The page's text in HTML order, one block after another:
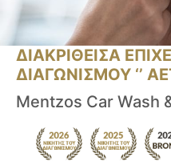
ΔΙΑΚΡΙΘΕΙΣΑ
ΔΙΑΓΩΝΙΣΜΟΥ ‘’
Mentzos Car Wash